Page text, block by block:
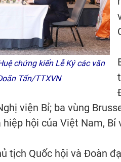
chứng kiến Lễ Ký các văn
Tấn/TTXVN
viện Bỉ; ba vùng
hội của Việt Nam, Bỉ
tịch Quốc hội và Đoàn